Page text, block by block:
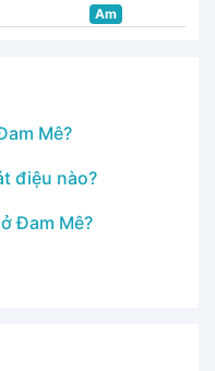
Am
Mê?
điệu nào?
Đam Mê?